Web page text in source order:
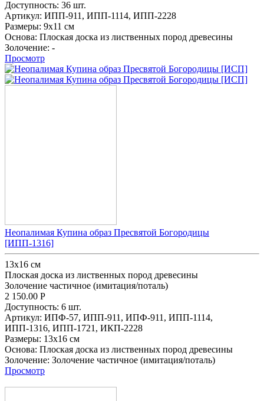
Доступность: 36 шт.
Артикул: ИПП-911, ИПП-1114, ИПП-2228
Размеры: 9х11 см
Основа: Плоская доска из лиственных пород древесины
Золочение: -
Просмотр
Неопалимая Купина образ Пресвятой Богородицы
[ИПП-1316]
13x16 см
Плоская доска из лиственных пород древесины
Золочение частичное (имитация/поталь)
2 150.00 Р
Доступность: 6 шт.
Артикул: ИПФ-57, ИПП-911, ИПФ-911, ИПП-1114,
ИПП-1316, ИПП-1721, ИКП-2228
Размеры: 13x16 см
Основа: Плоская доска из лиственных пород древесины
Золочение: Золочение частичное (имитация/поталь)
Просмотр